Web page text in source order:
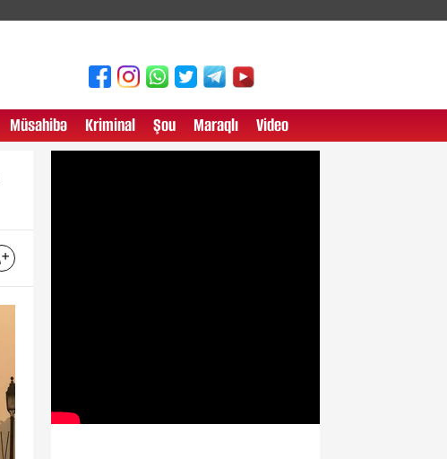
Müsahibə Kriminal Şou Maraqlı Video